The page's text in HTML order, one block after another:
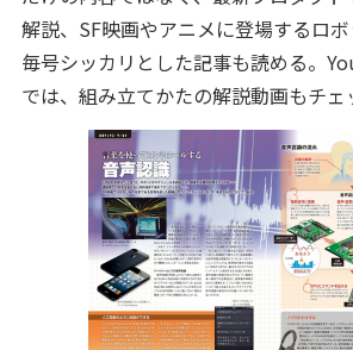
解説、SF映画やアニメに登場するロボ
毎号シッカリとした記事も読める。
では、組み立てかたの解説動画もチェ